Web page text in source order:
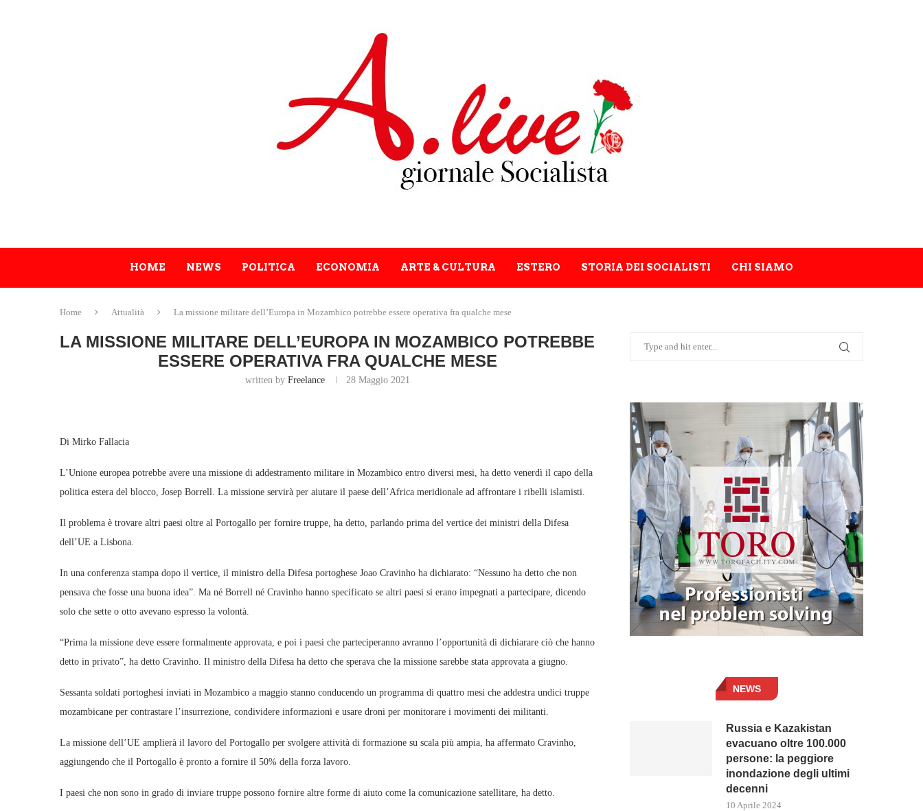
HOME NEWS POLITICA ECONOMIA ARTE & CULTURA ESTERO STORIA DEI SOCIALISTI CHI SIAMO
Home Attualità La missione militare dell’Europa in Mozambico potrebbe essere operativa fra qualche mese
LA MISSIONE MILITARE DELL’EUROPA IN MOZAMBICO POTREBBE
ESSERE OPERATIVA FRA QUALCHE MESE
written by Freelance 28 Maggio 2021
Di Mirko Fallacia
L’Unione europea potrebbe avere una missione di addestramento militare in Mozambico entro diversi mesi, ha detto venerdì il capo della
politica estera del blocco, Josep Borrell. La missione servirà per aiutare il paese dell’Africa meridionale ad affrontare i ribelli islamisti.
Il problema è trovare altri paesi oltre al Portogallo per fornire truppe, ha detto, parlando prima del vertice dei ministri della Difesa
dell’UE a Lisbona.
In una conferenza stampa dopo il vertice, il ministro della Difesa portoghese Joao Cravinho ha dichiarato: “Nessuno ha detto che non
pensava che fosse una buona idea”. Ma né Borrell né Cravinho hanno specificato se altri paesi si erano impegnati a partecipare, dicendo
solo che sette o otto avevano espresso la volontà.
“Prima la missione deve essere formalmente approvata, e poi i paesi che parteciperanno avranno l’opportunità di dichiarare ciò che hanno
detto in privato”, ha detto Cravinho. Il ministro della Difesa ha detto che sperava che la missione sarebbe stata approvata a giugno.
Sessanta soldati portoghesi inviati in Mozambico a maggio stanno conducendo un programma di quattro mesi che addestra undici truppe
mozambicane per contrastare l’insurrezione, condividere informazioni e usare droni per monitorare i movimenti dei militanti.
La missione dell’UE amplierà il lavoro del Portogallo per svolgere attività di formazione su scala più ampia, ha affermato Cravinho,
aggiungendo che il Portogallo è pronto a fornire il 50% della forza lavoro.
I paesi che non sono in grado di inviare truppe possono fornire altre forme di aiuto come la comunicazione satellitare, ha detto.
NEWS
Russia e Kazakistan
evacuano oltre 100.000
persone: la peggiore
inondazione degli ultimi
decenni
10 Aprile 2024